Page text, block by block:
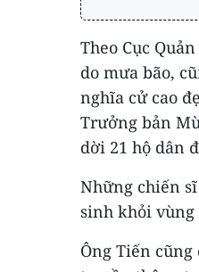
Theo Cục
do mưa bão,
nghĩa cử cao
Trưởng bản
dời 21 hộ dân
Những chiến
sinh khỏi
Ông Tiến